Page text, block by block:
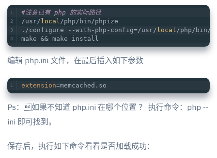
#注意已有 php 的实际路径
/usr/ local/php/bin/phpize
./configure --with-php-config=/usr/ local/php/bin/
make && make install
编辑 php.ini 文件，在最后插入如下参数
extension=memcached.so
Ps：如果不知道 php.ini 在哪个位置 ？ 执行命令：php --
ini 即可找到。
保存后，执行如下命令看看是否加载成功：